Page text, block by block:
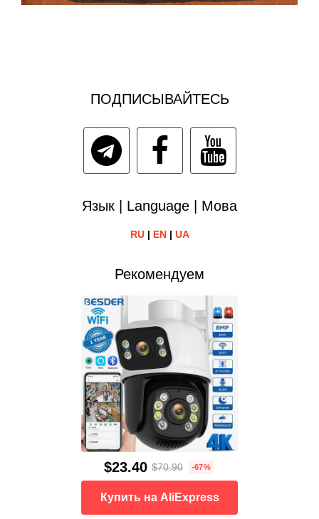
ПОДПИСЫВАЙТЕСЬ
Язык | Language | Мова
RU| EN| UA
Рекомендуем
$23.40 $70.90 -67%
Купить на AliExpress